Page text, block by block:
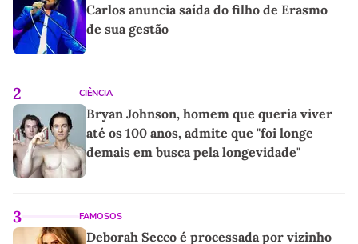
Carlos anuncia saída do filho de Erasmo
de sua gestão
2 CIÊNCIA
Bryan Johnson, homem que queria viver
até os 100 anos, admite que "foi longe
demais em busca pela longevidade"
3 FAMOSOS
Deborah Secco é processada por vizinho